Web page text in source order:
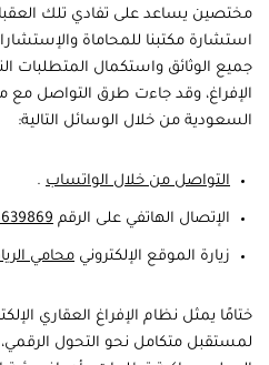
مختصين يساعد على تفادي تلك
استشارة مكتبنا للمحاماة
جميع الوثائق واستكمال المتطلبات
الإفراغ، وقد جاءت طرق التواصل مع
السعودية من خلال الوسائل التالية:
التواصل من خلال الواتساب .
الإتصال الهاتفي على الرقم
زيارة الموقع الإلكتروني محامي
ختامًا يمثل نظام الإفراغ العقاري
لمستقبل متكامل نحو التحول الرقمي،